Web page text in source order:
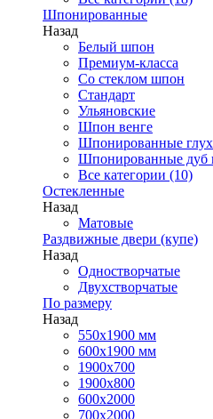
Шпонированные
Назад
Белый шпон
Премиум-класса
Со стеклом шпон
Стандарт
Ульяновские
Шпон венге
Шпонированные
Шпонированные дуб
Все категории (10)
Остекленные
Назад
Матовые
Раздвижные двери (купе)
Назад
Одностворчатые
Двухстворчатые
По размеру
Назад
550x1900 мм
600x1900 мм
1900х700
1900х800
600x2000
700x2000